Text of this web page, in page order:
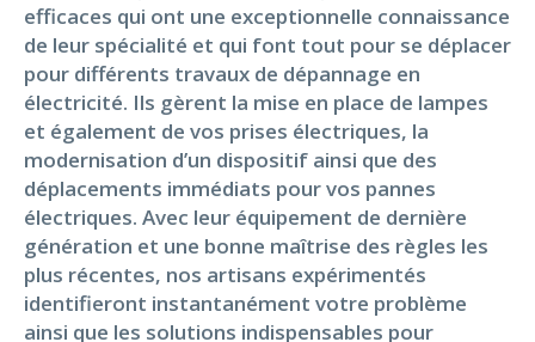
efficaces qui ont une exceptionnelle connaissance
de leur spécialité et qui font tout pour se déplacer
pour différents travaux de dépannage en
électricité. Ils gèrent la mise en place de lampes
et également de vos prises électriques, la
modernisation d’un dispositif ainsi que des
déplacements immédiats pour vos pannes
électriques. Avec leur équipement de dernière
génération et une bonne maîtrise des règles les
plus récentes, nos artisans expérimentés
identifieront instantanément votre problème
ainsi que les solutions indispensables pour